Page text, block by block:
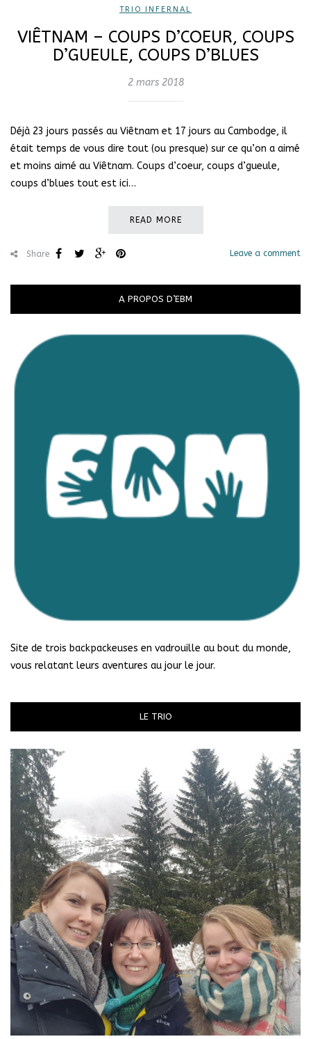
TRIO INFERNAL
VIÊTNAM – COUPS D’COEUR, COUPS
D’GUEULE, COUPS D’BLUES
2 mars 2018
Déjà 23 jours passés au Viêtnam et 17 jours au Cambodge, il
était temps de vous dire tout (ou presque) sur ce qu’on a aimé
et moins aimé au Viêtnam. Coups d’coeur, coups d’gueule,
coups d’blues tout est ici…
READ MORE
Leave a comment
Share
A PROPOS D’EBM
Site de trois backpackeuses en vadrouille au bout du monde,
vous relatant leurs aventures au jour le jour.
LE TRIO